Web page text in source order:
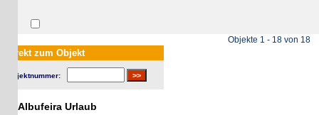
Objekte 1 - 18 von 18
zum Objekt
Albufeira Urlaub